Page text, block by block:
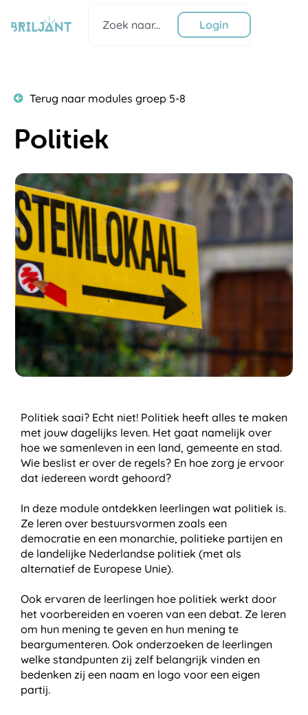
naar
de
Login
Terug naar modules groep 5-8
Politiek
Politiek saai? Echt niet! Politiek heeft alles te maken
met jouw dagelijks leven. Het gaat namelijk over
hoe we samenleven in een land, gemeente en stad.
Wie beslist er over de regels? En hoe zorg je ervoor
dat iedereen wordt gehoord?
In deze module ontdekken leerlingen wat politiek is.
Ze leren over bestuursvormen zoals een
democratie en een monarchie, politieke partijen en
de landelijke Nederlandse politiek (met als
alternatief de Europese Unie).
Ook ervaren de leerlingen hoe politiek werkt door
het voorbereiden en voeren van een debat. Ze leren
om hun mening te geven en hun mening te
beargumenteren. Ook onderzoeken de leerlingen
welke standpunten zij zelf belangrijk vinden en
bedenken zij een naam en logo voor een eigen
partij.